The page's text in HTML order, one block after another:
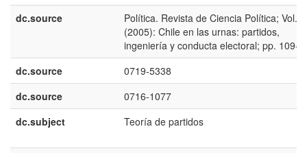
dc.source
Política. Revista de Ciencia Política; Vol.
(2005): Chile en las urnas: partidos,
ingeniería y conducta electoral; pp. 109-
dc.source
0719-5338
dc.source
0716-1077
dc.subject
Teoría de partidos